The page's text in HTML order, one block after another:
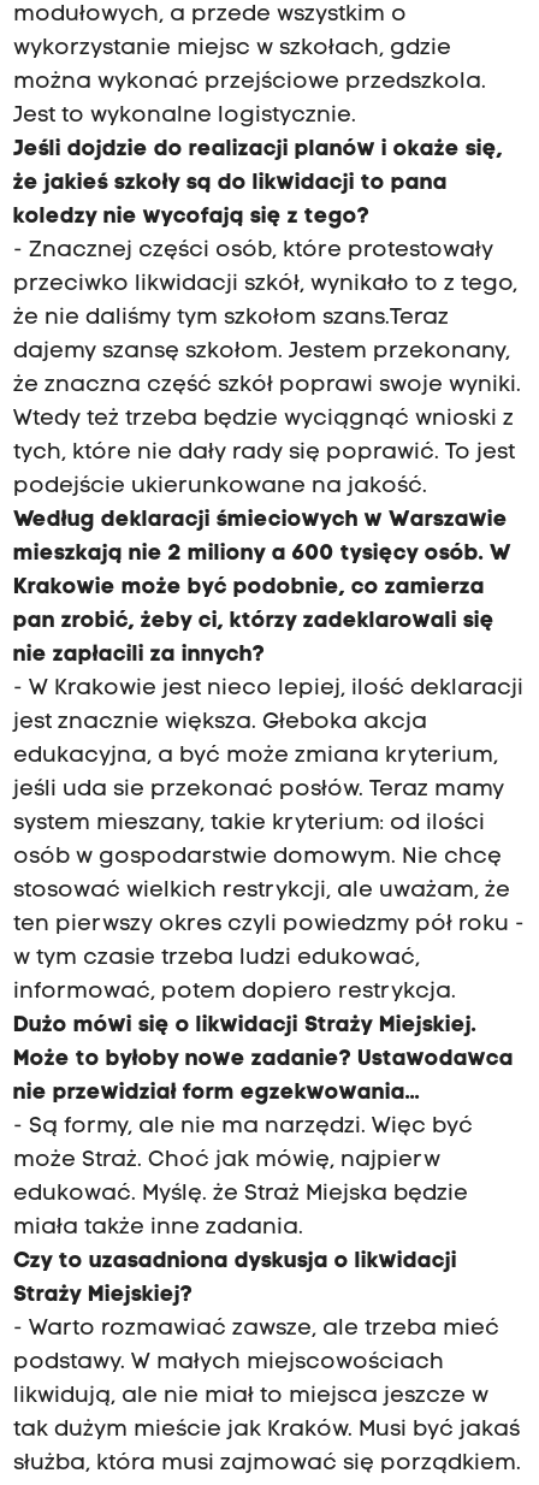
modułowych, a przede wszystkim o
wykorzystanie miejsc w szkołach, gdzie
można wykonać przejściowe przedszkola.
Jest to wykonalne logistycznie.
Jeśli dojdzie do realizacji planów i okaże się,
że jakieś szkoły są do likwidacji to pana
koledzy nie wycofają się z tego?
- Znacznej części osób, które protestowały
przeciwko likwidacji szkół, wynikało to z tego,
że nie daliśmy tym szkołom szans.Teraz
dajemy szansę szkołom. Jestem przekonany,
że znaczna część szkół poprawi swoje wyniki.
Wtedy też trzeba będzie wyciągnąć wnioski z
tych, które nie dały rady się poprawić. To jest
podejście ukierunkowane na jakość.
Według deklaracji śmieciowych w Warszawie
mieszkają nie 2 miliony a 600 tysięcy osób. W
Krakowie może być podobnie, co zamierza
pan zrobić, żeby ci, którzy zadeklarowali się
nie zapłacili za innych?
- W Krakowie jest nieco lepiej, ilość deklaracji
jest znacznie większa. Głeboka akcja
edukacyjna, a być może zmiana kryterium,
jeśli uda sie przekonać posłów. Teraz mamy
system mieszany, takie kryterium: od ilości
osób w gospodarstwie domowym. Nie chcę
stosować wielkich restrykcji, ale uważam, że
ten pierwszy okres czyli powiedzmy pół roku -
w tym czasie trzeba ludzi edukować,
informować, potem dopiero restrykcja.
Dużo mówi się o likwidacji Straży Miejskiej.
Może to byłoby nowe zadanie? Ustawodawca
nie przewidział form egzekwowania...
- Są formy, ale nie ma narzędzi. Więc być
może Straż. Choć jak mówię, najpierw
edukować. Myślę. że Straż Miejska będzie
miała także inne zadania.
Czy to uzasadniona dyskusja o likwidacji
Straży Miejskiej?
- Warto rozmawiać zawsze, ale trzeba mieć
podstawy. W małych miejscowościach
likwidują, ale nie miał to miejsca jeszcze w
tak dużym mieście jak Kraków. Musi być jakaś
służba, która musi zajmować się porządkiem.